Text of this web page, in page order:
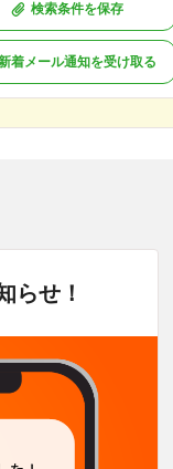
検索条件を保存
着メール通知を受け取る
らせ！